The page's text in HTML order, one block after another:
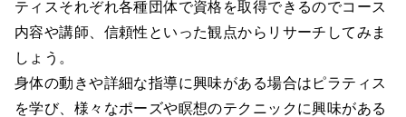
ティスそれぞれ各種団体で資格を取得できるのでコース
内容や講師、信頼性といった観点からリサーチしてみま
しょう。
身体の動きや詳細な指導に興味がある場合はピラティス
を学び、様々なポーズや瞑想のテクニックに興味がある